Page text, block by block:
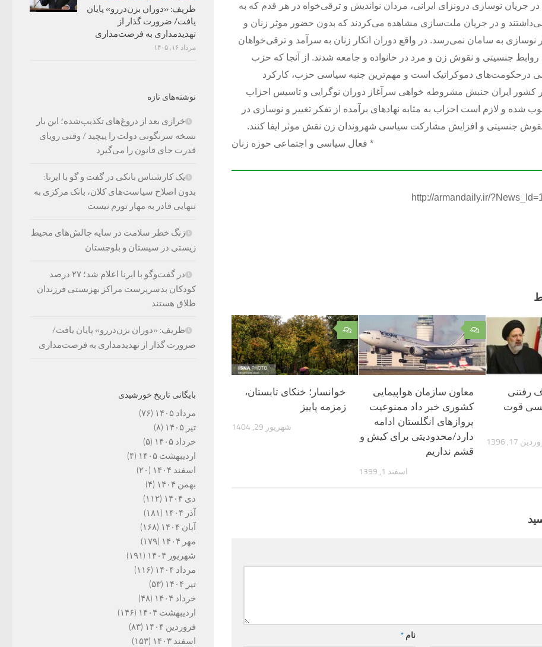
در جریان نوسازی درونزای ایرانی، مردان نواندیش و ترقی‌خواه در هر قدم که به
و در جریان ملت‌سازی مشاهده می‌کردند که بدون حضور موثر زنان و
نوسازی به سامان نمی‌رسد. در واقع دوران انکار زنان به سرآمد و ترقی‌خواهان
روابط جنسیتی و نقوش زن و مرد در خانواده و جامعه شدند. از آنجا که حزب
درحکومت‌های دموکراتیک است و مهم‌ترین جنبه سیاسی حزب، کارکرد
کشور ایران جنبش مشروطه خواهی سرآغاز دوران نوگرایی و تاسیس احزاب
شده و لازم است احزاب به مثابه نهاد‌های برآمده از تفکر تغییر و نوسازی در
نقوش جنسیتی و افزایش مشارکت سیاسی شهروندان زن نقش موثر ایفا کنند.
* فعال سیاسی و اجتماعی حوزه زنان
http://armandaily.ir/
۰
خوانسار؛ خنکای تابستان،
زمزمه پاییز
شهریور 29, 1404
۰
معاون سازمان هواپیمایی
کشوری خبر داد ممنوعیت
پروازهای انگلستان ادامه
دارد/محدودیتی برای کیش و
قشم نداریم
اسفند 1, 1399
رفتنی
قوت
17, 1396
نام*
ظریف: «دوران بزن‌دررو» پایان
یافت/ ضرورت گذار از
تهدیدمداری به فرصت‌مداری
مرداد ۱۶, ۱۴۰۵
نوشته‌های تازه
خرازی بعد از دروغ‌های تکذیب‌شده؛ این بار
نسخه سرنگونی دولت را پیچید / وقتی رویای
قدرت جای قانون را می‌گیرد
یک کارشناس بانکی در گفت و گو با ایرنا:
بدون اصلاح سیاست‌های کلان، بانک مرکزی به
تنهایی قادر به مهار تورم نیست
زنگ خطر سلامت در سایه چالش‌های محیط
زیستی در سیستان و بلوچستان
در گفت‌وگو با ایرنا اعلام شد؛ ۲۷ درصد
کودکان بدسرپرست مراکز بهزیستی فرزندان
طلاق هستند
ظریف: «دوران بزن‌دررو» پایان یافت/
ضرورت گذار از تهدیدمداری به فرصت‌مداری
بایگانی تاریخ خورشیدی
مرداد ۱۴۰۵
(۷۶)
تیر ۱۴۰۵
(۸)
خرداد ۱۴۰۵
(۵)
اردیبهشت ۱۴۰۵
(۴)
اسفند ۱۴۰۴
(۲۰)
بهمن ۱۴۰۴
(۴)
دی ۱۴۰۴
(۱۱۲)
آذر ۱۴۰۴
(۱۸۱)
آبان ۱۴۰۴
(۱۶۸)
مهر ۱۴۰۴
(۱۷۹)
شهریور ۱۴۰۴
(۱۹۱)
مرداد ۱۴۰۴
(۱۱۶)
تیر ۱۴۰۴
(۵۳)
خرداد ۱۴۰۴
(۴۸)
اردیبهشت ۱۴۰۴
(۱۴۶)
فروردین ۱۴۰۴
(۸۳)
اسفند ۱۴۰۳
(۱۵۳)